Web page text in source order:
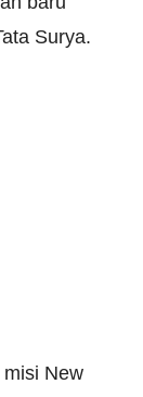
Surya.
New